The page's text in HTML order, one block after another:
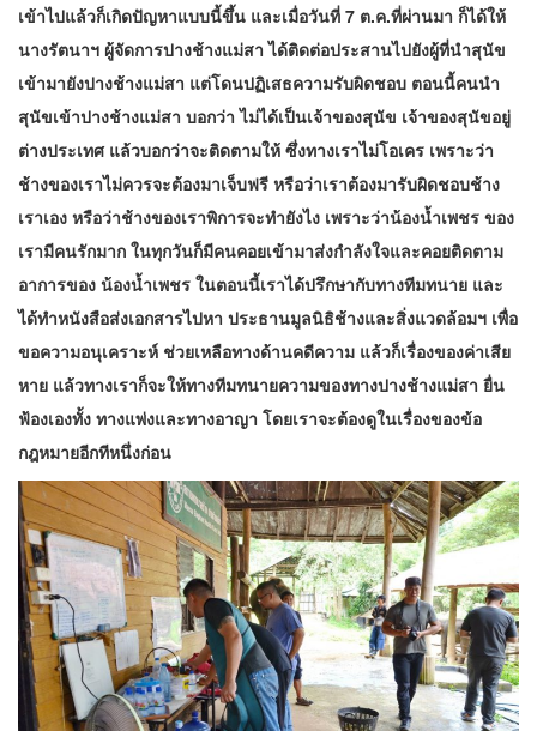
เข้าไปแล้วก็เกิดปัญหาแบบนี้ขึ้น และเมื่อวันที่ 7 ต.ค.ที่ผ่านมา ก็ได้ให้
นางรัตนาฯ ผู้จัดการปางช้างแม่สา ได้ติดต่อประสานไปยังผู้ที่นำสุนัข
เข้ามายังปางช้างแม่สา แต่โดนปฏิเสธความรับผิดชอบ ตอนนี้คนนำ
สุนัขเข้าปางช้างแม่สา บอกว่า ไม่ได้เป็นเจ้าของสุนัข เจ้าของสุนัขอยู่
ต่างประเทศ แล้วบอกว่าจะติดตามให้ ซึ่งทางเราไม่โอเคร เพราะว่า
ช้างของเราไม่ควรจะต้องมาเจ็บฟรี หรือว่าเราต้องมารับผิดชอบช้าง
เราเอง หรือว่าช้างของเราพิการจะทำยังไง เพราะว่าน้องน้ำเพชร ของ
เรามีคนรักมาก ในทุกวันก็มีคนคอยเข้ามาส่งกำลังใจและคอยติดตาม
อาการของ น้องน้ำเพชร ในตอนนี้เราได้ปรึกษากับทางทีมทนาย และ
ได้ทำหนังสือ​ส่งเอกสารไปหา ประธานมูลนิธิช้างและสิ่งแวดล้อมฯ เพื่อ
ขอความอนุเคราะห์ ช่วยเหลือทางด้านคดีความ แล้วก็เรื่องของค่าเสีย
หาย แล้วทางเราก็จะให้ทางทีมทนายความของทางปางช้างแม่สา ยื่น
ฟ้องเองทั้ง ทางแพ่งและทางอาญา โดยเราจะต้องดูในเรื่องของข้อ
กฎหมายอีกทีหนึ่งก่อน